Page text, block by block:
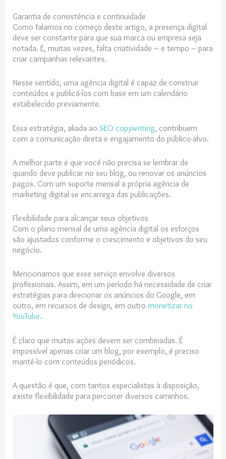
Garantia de consistência e continuidade
Como falamos no começo deste artigo, a presença digital
deve ser constante para que sua marca ou empresa seja
notada. E, muitas vezes, falta criatividade – e tempo – para
criar campanhas relevantes.
Nesse sentido, uma agência digital é capaz de construir
conteúdos e publicá-los com base em um calendário
estabelecido previamente.
Essa estratégia, aliada ao SEO copywriting, contribuem
com a comunicação direta e engajamento do público-alvo.
A melhor parte é que você não precisa se lembrar de
quando deve publicar no seu blog, ou renovar os anúncios
pagos. Com um suporte mensal a própria agência de
marketing digital se encarrega das publicações.
Flexibilidade para alcançar seus objetivos
Com o plano mensal de uma agência digital os esforços
são ajustados conforme o crescimento e objetivos do seu
negócio.
Mencionamos que esse serviço envolve diversos
profissionais. Assim, em um período há necessidade de criar
estratégias para direcionar os anúncios do Google, em
outro, em recursos de design, em outromonetizar no
YouTube.
É claro que muitas ações devem ser combinadas. É
impossível apenas criar um blog, por exemplo, é preciso
mantê-lo com conteúdos periódicos.
A questão é que, com tantos especialistas à disposição,
existe flexibilidade para percorrer diversos caminhos.